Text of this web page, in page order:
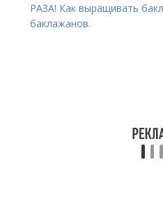
РАЗА! Как выращивать
баклажанов.